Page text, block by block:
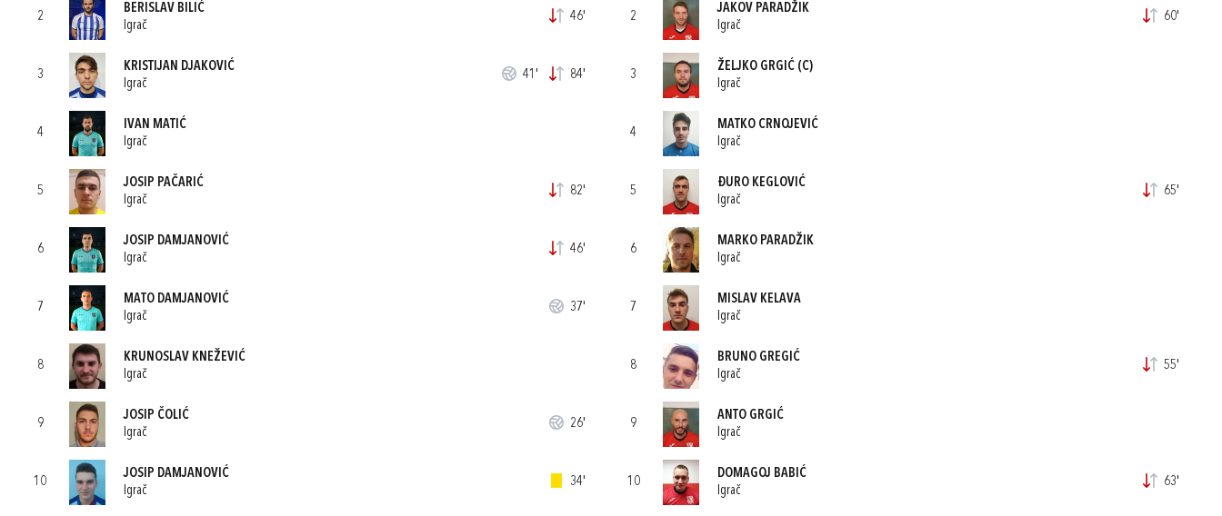
2
BERISLAV BILIĆ
Igrač
46'
3
KRISTIJAN DJAKOVIĆ
Igrač
41' 84'
4
IVAN MATIĆ
Igrač
5
JOSIP PAČARIĆ
Igrač
82'
6
JOSIP DAMJANOVIĆ
Igrač
46'
7
MATO DAMJANOVIĆ
Igrač
37'
8
KRUNOSLAV KNEŽEVIĆ
Igrač
9
JOSIP ČOLIĆ
Igrač
26'
10
JOSIP DAMJANOVIĆ
Igrač
34'
2
JAKOV PARADŽIK
Igrač
60'
3
ŽELJKO GRGIĆ(C)
Igrač
4
MATKO CRNOJEVIĆ
Igrač
5
ĐURO KEGLOVIĆ
Igrač
65'
6
MARKO PARADŽIK
Igrač
7
MISLAV KELAVA
Igrač
8
BRUNO GREGIĆ
Igrač
55'
9
ANTO GRGIĆ
Igrač
10
DOMAGOJ BABIĆ
Igrač
63'